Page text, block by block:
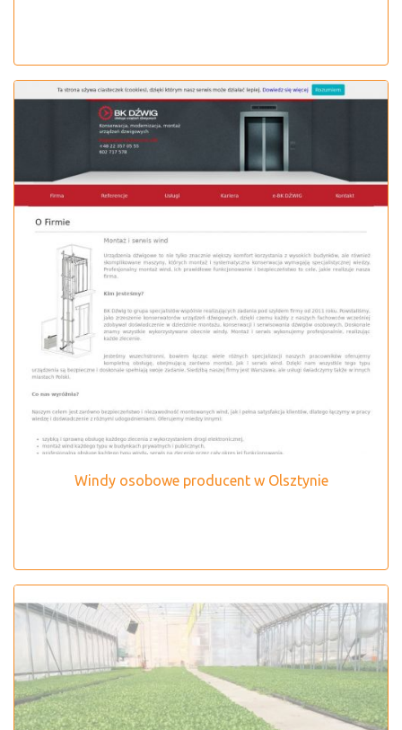
Windy osobowe producent w Olsztynie